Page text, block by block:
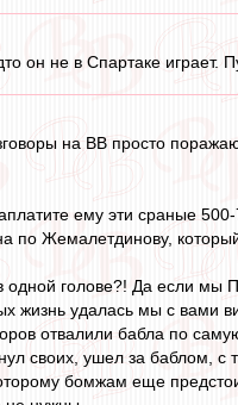
он не в Спартаке
на ВВ просто
ему эти сраные
по Жемалетдинову,
голове?! Да если мы
жизнь удалась мы с вами
отвалили бабла по
своих, ушел за баблом,
бомжам еще